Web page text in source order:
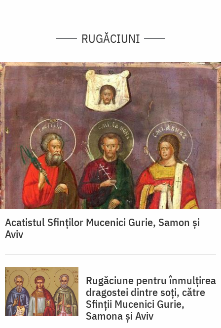
RUGĂCIUNI
Acatistul Sfinţilor Mucenici Gurie, Samon şi
Aviv
Rugăciune pentru înmulţirea
dragostei dintre soţi, către
Sfinţii Mucenici Gurie,
Samona şi Aviv